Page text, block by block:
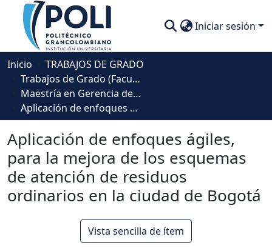
Iniciar sesión
Comunidades
Descubre
Estadísticas
Inicio
TRABAJOS DE GRADO
Trabajos de Grado (Facultad Ingeniería, Diseño e Innovación )
Maestría en Gerencia de Proyectos
Aplicación de enfoques ágiles, para la mejora de los esquemas de atención de residuos ordinarios en la ciudad de Bogotá
Aplicación de enfoques ágiles,
para la mejora de los esquemas
de atención de residuos
ordinarios en la ciudad de Bogotá
Vista sencilla de ítem